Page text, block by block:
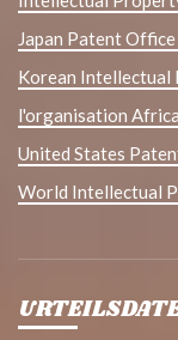
Japan Patent Office
Korean Intellectual
l'organisation
United States
World Intellectual